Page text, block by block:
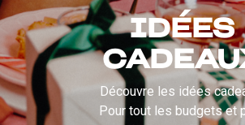
IDÉES
Découvre les idées
Pour tout les budgets et